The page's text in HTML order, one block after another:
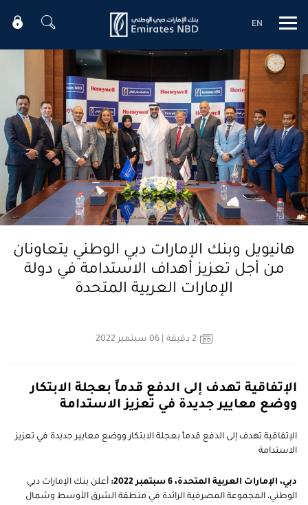
Mobile menu
EN
هانيويل وبنك الإمارات دبي الوطني يتعاونان
من أجل تعزيز أهداف الاستدامة في دولة
الإمارات العربية المتحدة
2 دقيقة
الإتفاقية تهدف إلى الدفع قدماً بعجلة الابتكار
ووضع معايير جديدة في تعزيز الاستدامة
الإتفاقية تهدف إلى الدفع قدماً بعجلة الابتكار ووضع معايير جديدة في تعزيز
الاستدامة
دبي، الإمارات العربية المتحدة، 6 سبتمبر 2022:
أعلن بنك الإمارات دبي
الوطني، المجموعة المصرفية الرائدة في منطقة الشرق الأوسط وشمال